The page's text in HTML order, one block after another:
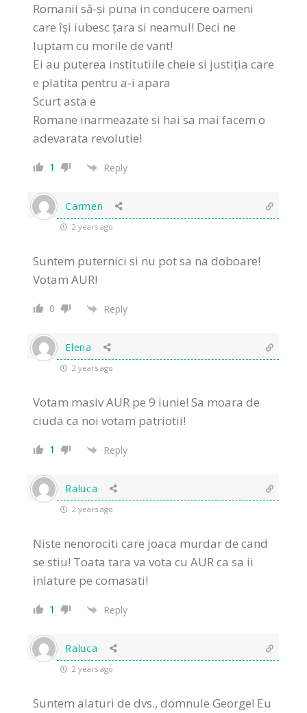
Romanii să-și puna in conducere oameni
care își iubesc țara si neamul! Deci ne
luptam cu morile de vant!
Ei au puterea institutiile cheie si justiția care
e platita pentru a-i apara
Scurt asta e
Romane inarmeazate si hai sa mai facem o
adevarata revolutie!
1 Reply
Carmen
2 years ago
Suntem puternici si nu pot sa na doboare!
Votam AUR!
0 Reply
Elena
2 years ago
Votam masiv AUR pe 9 iunie! Sa moara de
ciuda ca noi votam patriotii!
1 Reply
Raluca
2 years ago
Niste nenorociti care joaca murdar de cand
se stiu! Toata tara va vota cu AUR ca sa ii
inlature pe comasati!
1 Reply
Raluca
2 years ago
Suntem alaturi de dvs., domnule George! Eu